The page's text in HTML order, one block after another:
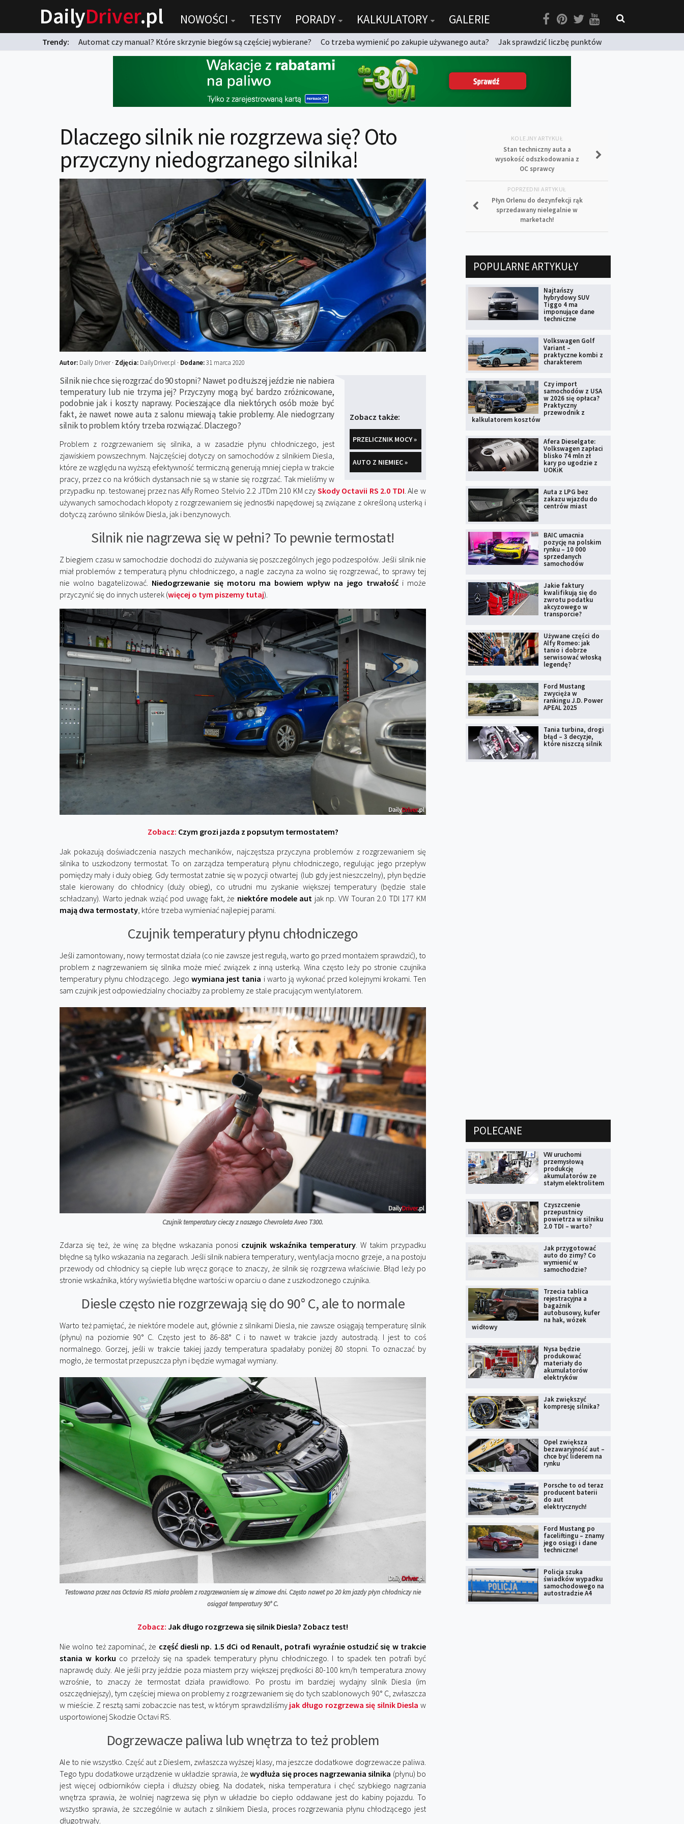
DailyDriver.pl NOWOŚCI TESTY PORADY KALKULATORY GALERIE
Trendy: Automat czy manual? Które skrzynie biegów są częściej wybierane? Co trzeba wymienić po zakupie używanego auta?
Jak sprawdzić liczbę punktów
Dlaczego silnik nie rozgrzewa się? Oto
przyczyny niedogrzanego silnika!
Autor: Daily Driver · Zdjęcia: DailyDriver.pl · Dodane:31 marca 2020
Zobacz także:
PRZELICZNIK MOCY »
AUTO Z NIEMIEC »
Silnik nie chce się rozgrzać do 90 stopni? Nawet po dłuższej jeździe nie nabiera
temperatury lub nie trzyma jej? Przyczyny mogą być bardzo zróżnicowane,
podobnie jak i koszty naprawy. Pocieszające dla niektórych osób może być
fakt, że nawet nowe auta z salonu miewają takie problemy. Ale niedogrzany
silnik to problem który trzeba rozwiązać. Dlaczego?
Problem z rozgrzewaniem się silnika, a w zasadzie płynu chłodniczego, jest
zjawiskiem powszechnym. Najczęściej dotyczy on samochodów z silnikiem Diesla,
które ze względu na wyższą efektywność termiczną generują mniej ciepła w trakcie
pracy, przez co na krótkich dystansach nie są w stanie się rozgrzać. Tak mieliśmy w
przypadku np. testowanej przez nas Alfy Romeo Stelvio 2.2 JTDm 210 KM czy Skody Octavii RS 2.0 TDI. Ale w
używanych samochodach kłopoty z rozgrzewaniem się jednostki napędowej są związane z określoną usterką i
dotyczą zarówno silników Diesla, jak i benzynowych.
Silnik nie nagrzewa się w pełni? To pewnie termostat!
Z biegiem czasu w samochodzie dochodzi do zużywania się poszczególnych jego podzespołów. Jeśli silnik nie
miał problemów z temperaturą płynu chłodniczego, a nagle zaczyna za wolno się rozgrzewać, to sprawy tej
nie wolno bagatelizować. Niedogrzewanie się motoru ma bowiem wpływ na jego trwałośći może
przyczynić się do innych usterek (więcej o tym piszemy tutaj).
Zobacz: Czym grozi jazda z popsutym termostatem?
Jak pokazują doświadczenia naszych mechaników, najczęstsza przyczyna problemów z rozgrzewaniem się
silnika to uszkodzony termostat. To on zarządza temperaturą płynu chłodniczego, regulując jego przepływ
pomiędzy mały i duży obieg. Gdy termostat zatnie się w pozycji otwartej (lub gdy jest nieszczelny), płyn będzie
stale kierowany do chłodnicy (duży obieg), co utrudni mu zyskanie większej temperatury (będzie stale
schładzany). Warto jednak wziąć pod uwagę fakt, że niektóre modele aut jak np. VW Touran 2.0 TDI 177 KM
mają dwa termostaty, które trzeba wymieniać najlepiej parami.
Czujnik temperatury płynu chłodniczego
Jeśli zamontowany, nowy termostat działa (co nie zawsze jest regułą, warto go przed montażem sprawdzić), to
problem z nagrzewaniem się silnika może mieć związek z inną usterką. Wina często leży po stronie czujnika
temperatury płynu chłodzącego. Jegowymiana jest tania i warto ją wykonać przed kolejnymi krokami. Ten
sam czujnik jest odpowiedzialny chociażby za problemy ze stale pracującym wentylatorem.
Czujnik temperatury cieczy z naszego Chevroleta Aveo T300.
Zdarza się też, że winę za błędne wskazania ponosi czujnik wskaźnika temperatury. W takim przypadku
błędne są tylko wskazania na zegarach. Jeśli silnik nabiera temperatury, wentylacja mocno grzeje, a na postoju
przewody od chłodnicy są ciepłe lub wręcz gorące to znaczy, że silnik się rozgrzewa właściwie. Błąd leży po
stronie wskaźnika, który wyświetla błędne wartości w oparciu o dane z uszkodzonego czujnika.
Diesle często nie rozgrzewają się do 90° C, ale to normale
Warto też pamiętać, że niektóre modele aut, głównie z silnikami Diesla, nie zawsze osiągają temperaturę silnik
(płynu) na poziomie 90° C. Często jest to 86-88° C i to nawet w trakcie jazdy autostradą. I jest to coś
normalnego. Gorzej, jeśli w trakcie takiej jazdy temperatura spadałaby poniżej 80 stopni. To oznaczać by
mogło, że termostat przepuszcza płyn i będzie wymagał wymiany.
Testowana przez nas Octavia RS miała problem z rozgrzewaniem się w zimowe dni. Często nawet po 20 km jazdy płyn chłodniczy nie
osiągał temperatury 90° C.
Zobacz: Jak długo rozgrzewa się silnik Diesla? Zobacz test!
Nie wolno też zapominać, że część diesli np. 1.5 dCi od Renault, potrafi wyraźnie ostudzić się w trakcie
stania w korku co przełoży się na spadek temperatury płynu chłodniczego. I to spadek ten potrafi być
naprawdę duży. Ale jeśli przy jeździe poza miastem przy większej prędkości 80-100 km/h temperatura znowy
wzrośnie, to znaczy że termostat działa prawidłowo. Po prostu im bardziej wydajny silnik Diesla (im
oszczędniejszy), tym częściej miewa on problemy z rozgrzewaniem się do tych szablonowych 90° C, zwłaszcza
w mieście. Z resztą sami zobaczcie nas test, w którym sprawdziliśmy jak długo rozgrzewa się silnik Diesla w
usportowionej Skodzie Octavi RS.
Dogrzewacze paliwa lub wnętrza to też problem
Ale to nie wszystko. Część aut z Dieslem, zwłaszcza wyższej klasy, ma jeszcze dodatkowe dogrzewacze paliwa.
Tego typu dodatkowe urządzenie w układzie sprawia, żewydłuża się proces nagrzewania silnika (płynu) bo
jest więcej odbiorników ciepła i dłuższy obieg. Na dodatek, niska temperatura i chęć szybkiego nagrzania
wnętrza sprawia, że wolniej nagrzewa się płyn w układzie bo ciepło oddawane jest do kabiny pojazdu. To
wszystko sprawia, że szczególnie w autach z silnikiem Diesla, proces rozgrzewania płynu chłodzącego jest
długotrwały.
KOLEJNY ARTYKUŁ
Stan techniczny auta a
wysokość odszkodowania z
OC sprawcy
POPRZEDNI ARTYKUŁ
Płyn Orlenu do dezynfekcji rąk
sprzedawany nielegalnie w
marketach!
POPULARNE ARTYKUŁY
Najtańszy
hybrydowy SUV
Tiggo 4 ma
imponujące dane
techniczne
Volkswagen Golf
Variant –
praktyczne kombi z
charakterem
Czy import
samochodów z USA
w 2026 się opłaca?
Praktyczny
przewodnik z
kalkulatorem kosztów
Afera Dieselgate:
Volkswagen zapłaci
blisko 74 mln zł
kary po ugodzie z
UOKiK
Auta z LPG bez
zakazu wjazdu do
centrów miast
BAIC umacnia
pozycję na polskim
rynku – 10 000
sprzedanych
samochodów
Jakie faktury
kwalifikują się do
zwrotu podatku
akcyzowego w
transporcie?
Używane części do
Alfy Romeo: jak
tanio i dobrze
serwisować włoską
legendę?
Ford Mustang
zwycięża w
rankingu J.D. Power
APEAL 2025
Tania turbina, drogi
błąd – 3 decyzje,
które niszczą silnik
POLECANE
VW uruchomi
przemysłową
produkcję
akumulatorów ze
stałym elektrolitem
Czyszczenie
przepustnicy
powietrza w silniku
2.0 TDI – warto?
Jak przygotować
auto do zimy? Co
wymienić w
samochodzie?
Trzecia tablica
rejestracyjna a
bagażnik
autobusowy, kufer
na hak, wózek
widłowy
Nysa będzie
produkować
materiały do
akumulatorów
elektryków
Jak zwiększyć
kompresję silnika?
Opel zwiększa
bezawaryjność aut –
chce być liderem na
rynku
Porsche to od teraz
producent baterii
do aut
elektrycznych!
Ford Mustang po
faceliftingu – znamy
jego osiągi i dane
techniczne!
Policja szuka
świadków wypadku
samochodowego na
autostradzie A4